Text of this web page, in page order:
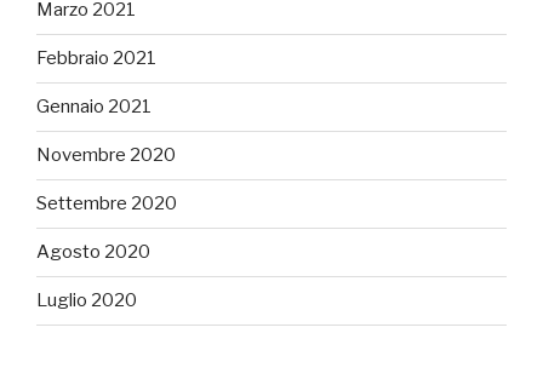
Marzo 2021
Febbraio 2021
Gennaio 2021
Novembre 2020
Settembre 2020
Agosto 2020
Luglio 2020